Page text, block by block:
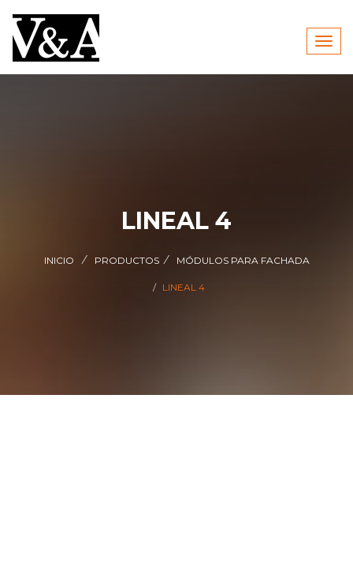
LINEAL 4
INICIO PRODUCTOS MÓDULOS PARA FACHADA
LINEAL 4